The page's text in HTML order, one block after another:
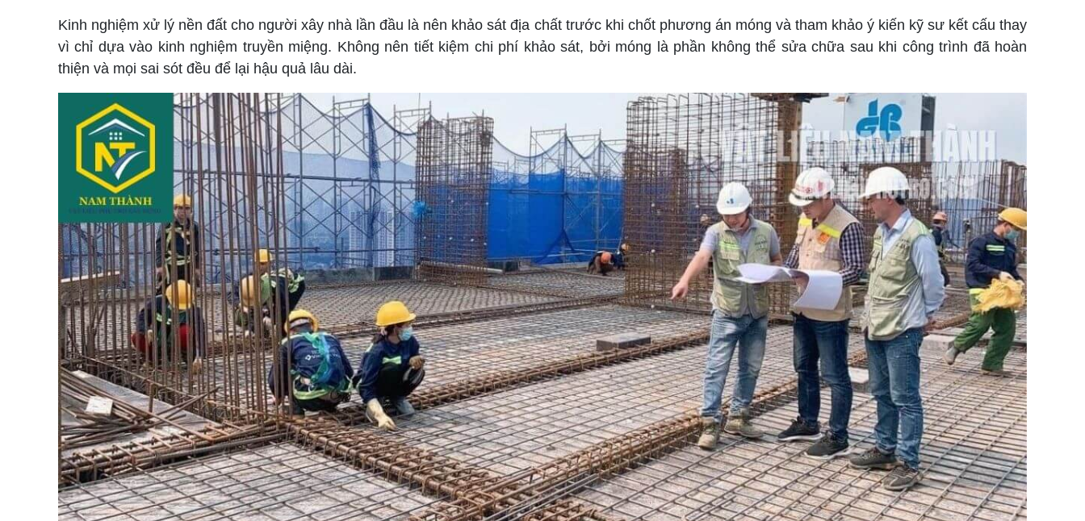
Kinh nghiệm xử lý nền đất cho người xây nhà lần đầu là nên khảo sát địa chất trước khi chốt phương án móng và tham khảo ý kiến kỹ sư kết cấu thay
vì chỉ dựa vào kinh nghiệm truyền miệng. Không nên tiết kiệm chi phí khảo sát, bởi móng là phần không thể sửa chữa sau khi công trình đã hoàn
thiện và mọi sai sót đều để lại hậu quả lâu dài.